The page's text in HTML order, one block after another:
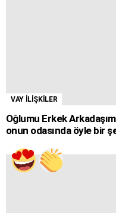
VAY İLİŞKİLER
Oğlumu Erkek
onun odasında öyle bir